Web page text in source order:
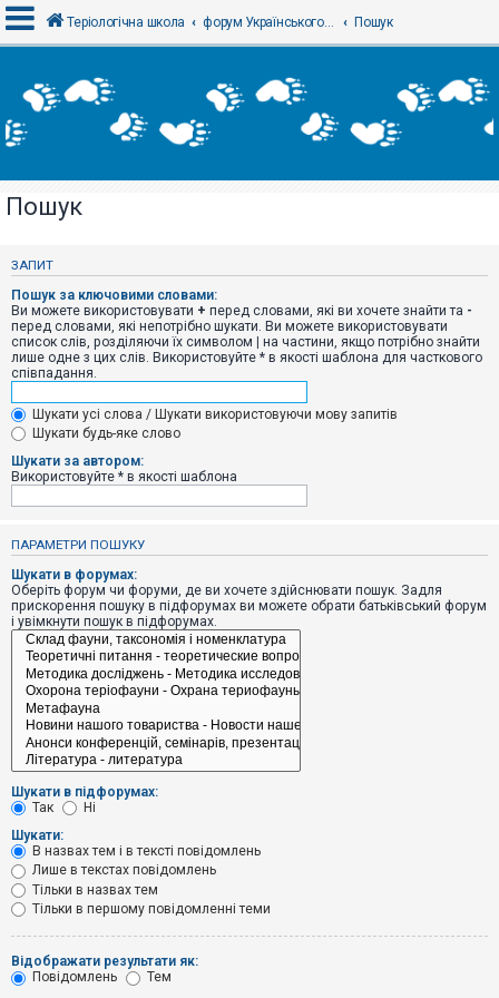
х
і
Р
с
р
а
ц
і
я
Т
е
м
и
б
і
п
о
в
і
д
в
н
т
е
м
и
о
ш
Теріологічна школа форум Українського теріологічного товариства Пошук
Пошук
ЗАПИТ
Пошук за ключовими словами:
Ви можете використовувати + перед словами, які ви хочете знайти та -
перед словами, які непотрібно шукати. Ви можете використовувати
список слів, розділяючи їх символом | на частини, якщо потрібно знайти
лише одне з цих слів. Використовуйте * в якості шаблона для часткового
співпадання.
Шукати усі слова / Шукати використовуючи мову запитів
Шукати будь-яке слово
Шукати за автором:
Використовуйте * в якості шаблона
ПАРАМЕТРИ ПОШУКУ
Шукати в форумах:
Оберіть форум чи форуми, де ви хочете здійснювати пошук. Задля
прискорення пошуку в підфорумах ви можете обрати батьківський форум
і увімкнути пошук в підфорумах.
Шукати в підфорумах:
Так
Ні
Шукати:
В назвах тем і в тексті повідомлень
Лише в текстах повідомлень
Тільки в назвах тем
Тільки в першому повідомленні теми
Відображати результати як:
Повідомлень
Тем